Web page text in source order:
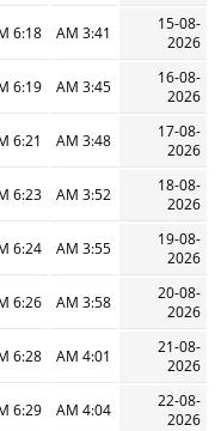
15-08-
2026
3:41 AM
6:18 AM
16-08-
2026
3:45 AM
6:19 AM
17-08-
2026
3:48 AM
6:21 AM
18-08-
2026
3:52 AM
6:23 AM
19-08-
2026
3:55 AM
6:24 AM
20-08-
2026
3:58 AM
6:26 AM
21-08-
2026
4:01 AM
6:28 AM
22-08-
2026
4:04 AM
6:29 AM